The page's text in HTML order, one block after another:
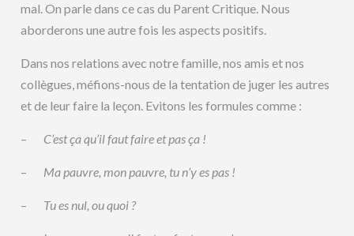
mal. On parle dans ce cas du Parent Critique. Nous
aborderons une autre fois les aspects positifs.
Dans nos relations avec notre famille, nos amis et nos
collègues, méfions-nous de la tentation de juger les autres
et de leur faire la leçon. Evitons les formules comme :
– C’est ça qu’il faut faire et pas ça !
– Ma pauvre, mon pauvre, tu n’y es pas !
– Tu es nul, ou quoi ?